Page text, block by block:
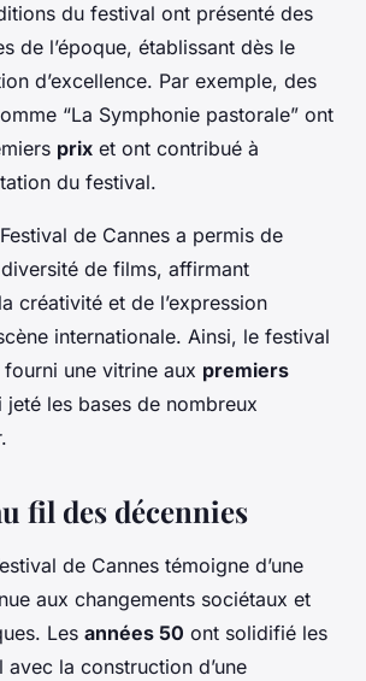
du festival ont présenté des
de l’époque, établissant dès le
d’excellence. Par exemple, des
“La Symphonie pastorale” ont
prix et ont contribué à
du festival.
de Cannes a permis de
de films, affirmant
créativité et de l’expression
internationale. Ainsi, le festival
une vitrine aux premiers
jeté les bases de nombreux
fil des décennies
de Cannes témoigne d’une
aux changements sociétaux et
Les années 50 ont solidifié les
la construction d’une